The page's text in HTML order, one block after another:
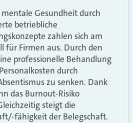
Gesundheit durch
betriebliche
zahlen sich am
für Firmen aus. Durch den
professionelle Behandlung
durch
zu senken. Dank
das Burnout-Risiko
steigt die
fähigkeit der Belegschaft.